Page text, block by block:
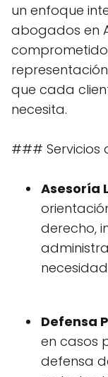
un enfoque
abogados en
que cada
necesita.
### Servicios
Asesoría
derecho,
Defensa
en casos
defensa